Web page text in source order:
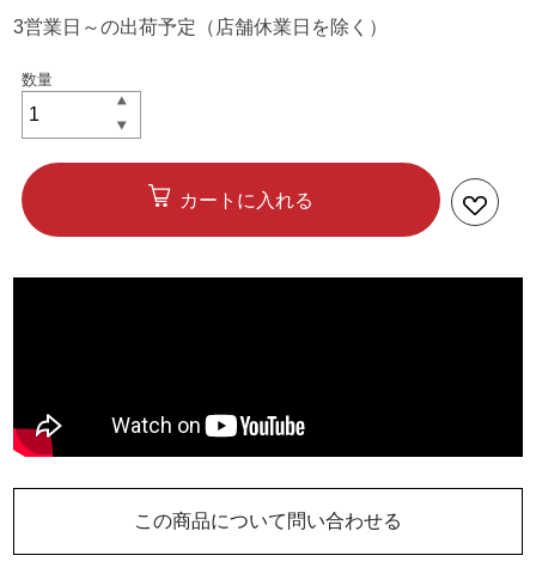
3営業日～の出荷予定（店舗休業日を除く）
カートに入れる
この商品について問い合わせる